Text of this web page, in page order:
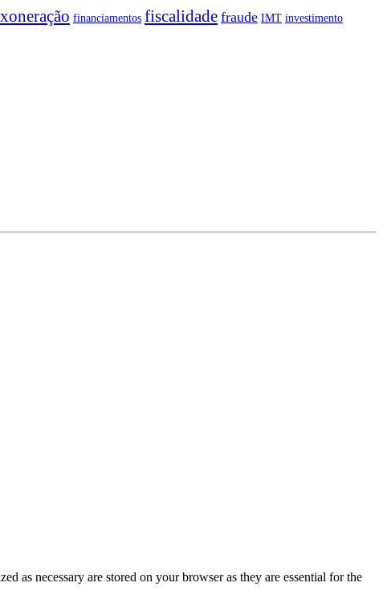
financiamentos fiscalidade fraude IMT investimento
as necessary are stored on your browser as they are essential for the